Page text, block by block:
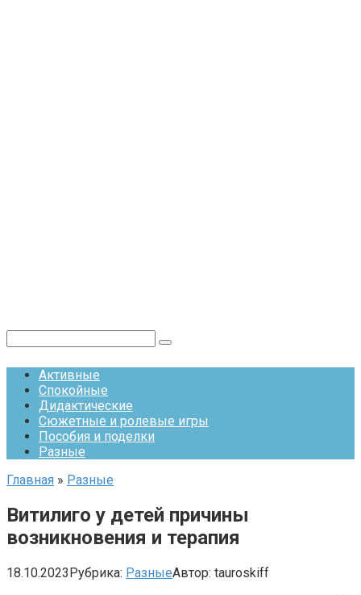
Активные
Спокойные
Дидактические
Сюжетные и ролевые игры
Пособия и поделки
Разные
Главная » Разные
Витилиго у детей причины
возникновения и терапия
18.10.2023Рубрика: РазныеАвтор: tauroskiff